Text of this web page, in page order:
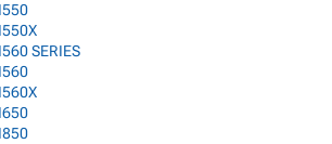
SERIES